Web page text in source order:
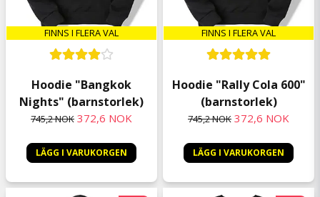
FINNS I FLERA VAL
Hoodie "Bangkok
Nights" (barnstorlek)
745,2 NOK 372,6 NOK
LÄGG I VARUKORGEN
FINNS I FLERA VAL
Hoodie "Rally Cola 600"
(barnstorlek)
745,2 NOK 372,6 NOK
LÄGG I VARUKORGEN